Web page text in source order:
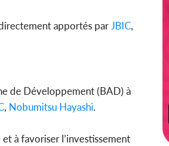
apportés parJBIC,
de Développement (BAD) à
, Nobumitsu Hayashi.
à favoriser l’investissement